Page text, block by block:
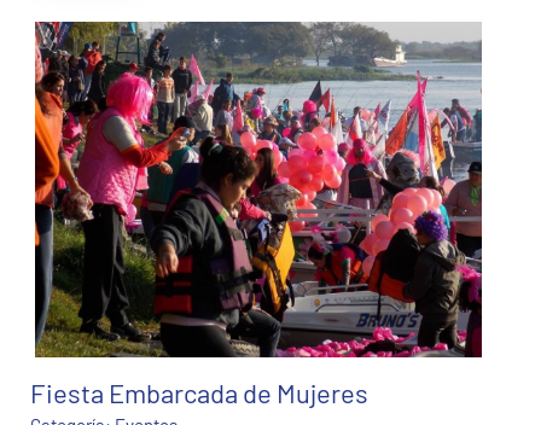
Fiesta Embarcada de Mujeres